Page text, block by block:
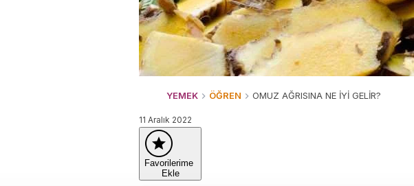
YEMEK ÖĞREN OMUZ AĞRISINA NE İYİ GELİR?
11 Aralık 2022
Favorilerime
Ekle